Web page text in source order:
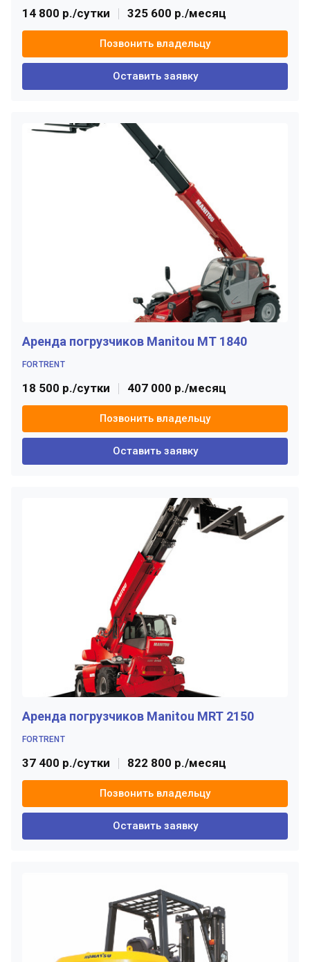
14 800 р./сутки 325 600 р./месяц
Позвонить владельцу
Оставить заявку
Аренда погрузчиков Manitou MT 1840
FORTRENT
18 500 р./сутки 407 000 р./месяц
Позвонить владельцу
Оставить заявку
Аренда погрузчиков Manitou MRT 2150
FORTRENT
37 400 р./сутки 822 800 р./месяц
Позвонить владельцу
Оставить заявку